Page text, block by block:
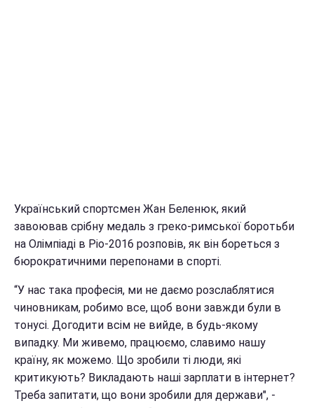
Український спортсмен Жан Беленюк, який
завоював срібну медаль з греко-римської боротьби
на Олімпіаді в Ріо-2016 розповів, як він бореться з
бюрократичними перепонами в спорті.
“У нас така професія, ми не даємо розслаблятися
чиновникам, робимо все, щоб вони завжди були в
тонусі. Догодити всім не вийде, в будь-якому
випадку. Ми живемо, працюємо, славимо нашу
країну, як можемо. Що зробили ті люди, які
критикують? Викладають наші зарплати в інтернет?
Треба запитати, що вони зробили для держави", -